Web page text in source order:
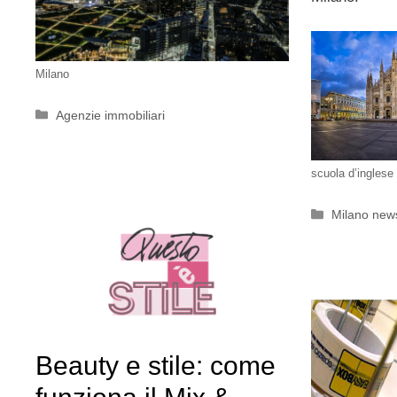
Milano
Categorie
Agenzie immobiliari
scuola
Categorie
Milano
Beauty e stile: come